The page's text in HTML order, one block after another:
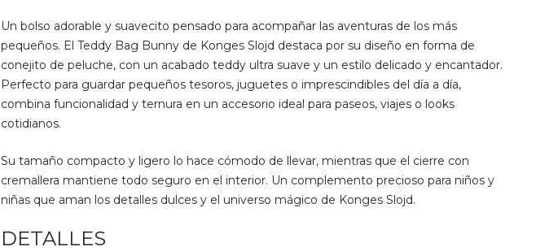
Un bolso adorable y suavecito pensado para acompañar las aventuras de los más
pequeños. El Teddy Bag Bunny de Konges Slojd destaca por su diseño en forma de
conejito de peluche, con un acabado teddy ultra suave y un estilo delicado y encantador.
Perfecto para guardar pequeños tesoros, juguetes o imprescindibles del día a día,
combina funcionalidad y ternura en un accesorio ideal para paseos, viajes o looks
cotidianos.
Su tamaño compacto y ligero lo hace cómodo de llevar, mientras que el cierre con
cremallera mantiene todo seguro en el interior. Un complemento precioso para niños y
niñas que aman los detalles dulces y el universo mágico de Konges Slojd.
DETALLES